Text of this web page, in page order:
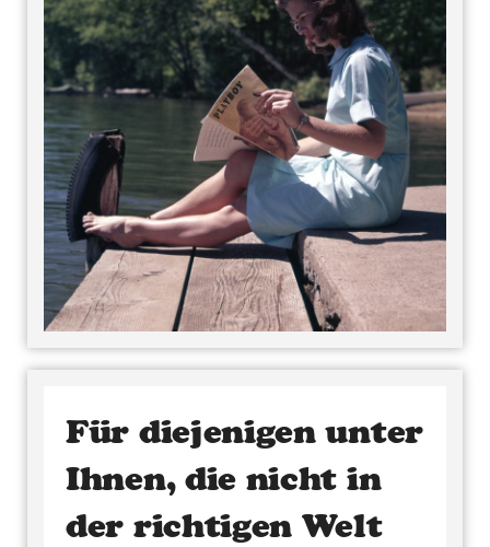
Für diejenigen unter
Ihnen, die nicht in
der richtigen Welt